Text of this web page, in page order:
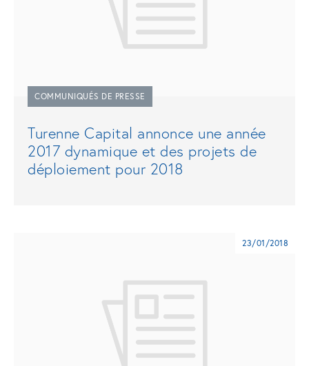
COMMUNIQUÉS DE PRESSE
Turenne Capital annonce une année
2017 dynamique et des projets de
déploiement pour 2018
23/01/2018